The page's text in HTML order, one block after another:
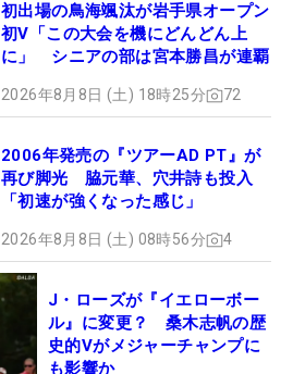
初出場の鳥海颯汰が岩手県オープン
初V「この大会を機にどんどん上
に」 シニアの部は宮本勝昌が連覇
2026年8月8日 (土) 18時25分 72
2006年発売の『ツアーAD PT』が
再び脚光 脇元華、穴井詩も投入
「初速が強くなった感じ」
2026年8月8日 (土) 08時56分 4
J・ローズが『イエローボー
ル』に変更？ 桑木志帆の歴
史的Vがメジャーチャンプに
も影響か